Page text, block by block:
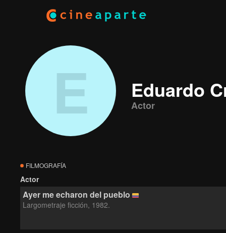
E Eduardo
Actor
FILMOGRAFÍA
Actor
Ayer me echaron del pueblo
Largometraje ficción, 1982.